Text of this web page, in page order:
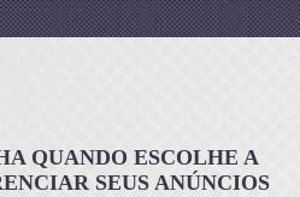
QUANDO ESCOLHE A
SEUS ANÚNCIOS